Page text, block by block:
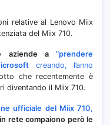
relative al Lenovo Miix
del Miix 710.
aziende a “prendere
creando, l’anno
che recentemente è
diventando il Miix 710.
ufficiale del Miix 710,
in rete compaiono però le